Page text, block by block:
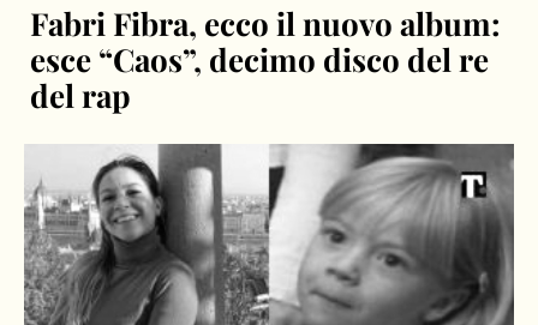
Fabri Fibra, ecco il nuovo album:
esce “Caos”, decimo disco del re
del rap